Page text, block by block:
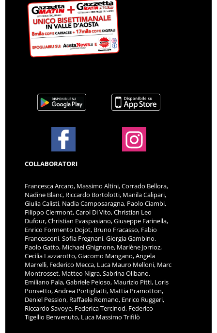
COLLABORATORI
Francesca Arcaro, Massimo Altini, Corrado Bellora,
Nadine Blanc, Riccardo Bortolotti, Manila Calipari,
Giulia Calisti, Nadia Camposaragna, Paolo Ciambi,
Filippo Clermont, Carol Di Vito, Christian Leo
Dufour, Christian Evaspasiano, Giuseppe Farinella,
Enrico Formento Dojot, Bruno Fracasso, Fabio
Francesconi, Sofia Fregnani, Giorgia Gambino,
Paolo Gatto, Michael Ghignone, Marlène Jorrioz,
Cecilia Lazzarotto, Giacomo Mangano, Angela
Marrelli, Federico Mecca, Luca Mauro Melloni, Marc
Montrosset, Matteo Nigra, Sabrina Olibano,
Emiliano Pala, Gabriele Peloso, Maurizio Pitti, Loris
Ponsetto, Andrea Portigliatti, Mattia Pramotton,
Deniel Pession, Raffaele Romano, Enrico Ruggeri,
Riccardo Savoye, Federica Tercinod, Federico
Tigellio Benvenuto, Luca Massimo Trifilò